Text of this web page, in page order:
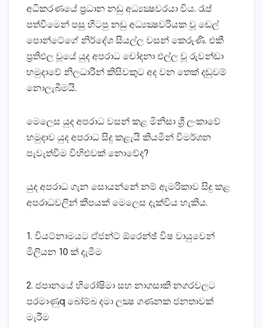
අධිකරණයේ ප්‍රධාන නඩු අධ්‍යක්‍ෂවරයා විය. රැප්
පත්වීමෙන් පසු හිටපු නඩු අධ්‍යක්‍ෂවරියක වූ ඩෙල්
පොන්ටේගේ නිර්දේශ සියල්ල වසන් කෙරුණි. එකී
ප්‍රතිඵල වූයේ යුද අපරාධ චෝදනා එල්ල වූ රුවන්ඩා
හමුදාවේ නිලධාරීන් කිසිවකුට අද වන තෙක්‌ දඬුවම්
නොලැබීමයි.
මෙලෙස යුද අපරාධ වසන් කළ මිනිසා ශ්‍රී ලංකාවේ
හමුදාව යුද අපරාධ සිදු කළැයි කියමින් විමර්ශන
පැවැත්වීම විහිළුවක්‌ නොවේද?
යුද අපරාධ ගැන සොයන්නේ නම් ඇමරිකාව සිදු කළ
අපරාධවලින් කීපයක්‌ මෙලෙස දැක්‌විය හැකිය.
1. වියට්‌නාමයට ඒජන්ට්‌ ඕරෙන්ඡ් විෂ වායුවෙන්
මිලියන 10 ක්‌ දැමීම
2. ජපානයේ හිරෝෂිමා සහ නාගසාකි නගරවලට
පරමාණුq බෝම්බ දමා ලක්‍ෂ ගණනක ජනතාවක්‌
මැරීම